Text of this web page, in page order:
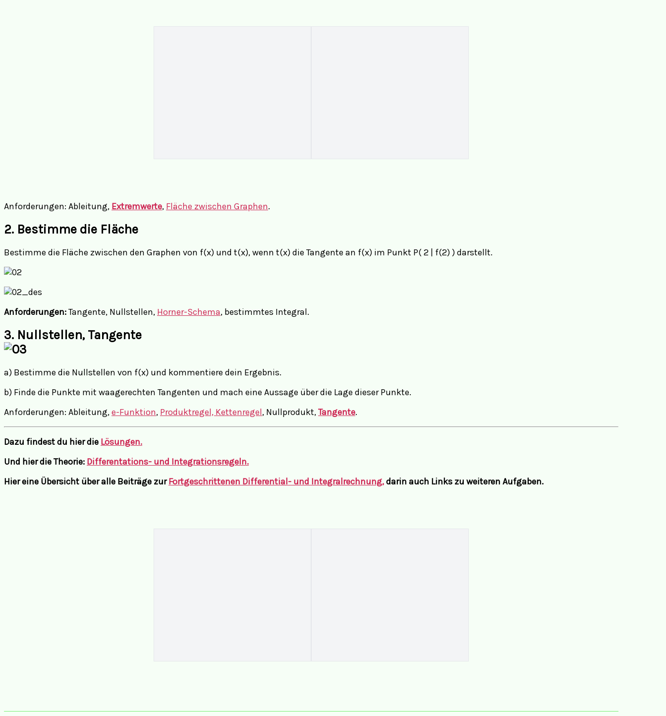
Anforderungen: Ableitung, Extremwerte, Fläche zwischen Graphen.
2. Bestimme die Fläche
Bestimme die Fläche zwischen den Graphen von f(x) und t(x), wenn t(x) die Tangente an f(x) im Punkt P( 2 | f(2) ) darstellt.
Anforderungen:Tangente, Nullstellen, Horner-Schema, bestimmtes Integral.
3. Nullstellen, Tangente
a) Bestimme die Nullstellen von f(x) und kommentiere dein Ergebnis.
b) Finde die Punkte mit waagerechten Tangenten und mach eine Aussage über die Lage dieser Punkte.
Anforderungen: Ableitung,e-Funktion, Produktregel, Kettenregel, Nullprodukt,Tangente.
Dazu findest du hier die Lösungen.
Und hier die Theorie: Differentations- und Integrationsregeln.
Hier eine Übersicht über alle Beiträge zurFortgeschrittenen Differential- und Integralrechnung,darin auch Links zu weiteren Aufgaben.